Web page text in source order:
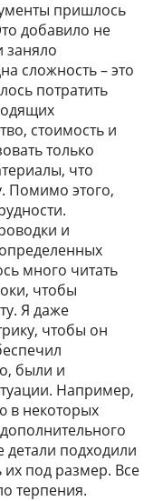
пришлось
добавило не
заняло
сложность – это
потратить
стоимость и
только
что
Помимо этого,
и
много читать
чтобы
Я даже
чтобы он
были и
Например,
в некоторых
подходили
под размер. Все
терпения.